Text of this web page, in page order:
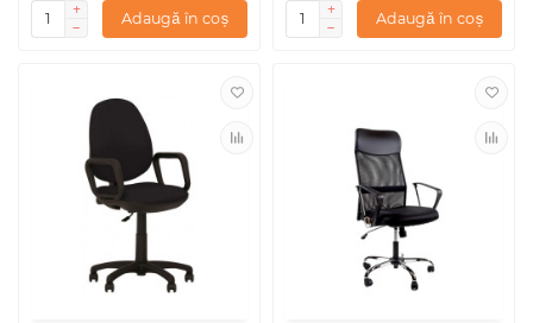
Adaugă în coș Adaugă în coș